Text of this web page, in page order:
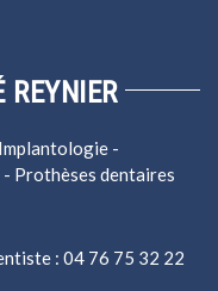
-
Prothèses dentaires
: 04 76 75 32 22‬